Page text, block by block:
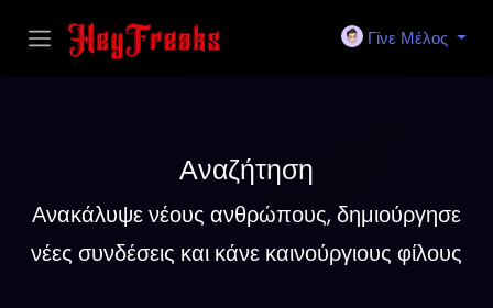
Γίνε Μέλος
Αναζήτηση
Ανακάλυψε νέους ανθρώπους, δημιούργησε
νέες συνδέσεις και κάνε καινούργιους φίλους